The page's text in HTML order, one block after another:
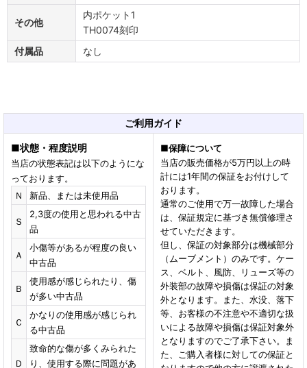
その他
内ポケット1
TH0074刻印
付属品
なし
ご利用ガイド
■状態・程度説明
当店の状態表記は以下のようにな
っております。
Ｎ
新品、または未使用品
Ｓ
2,3度の使用と思われる中古
品
Ａ
小傷等があるが程度の良い
中古品
Ｂ
使用感が感じられたり、傷
が多い中古品
Ｃ
かなりの使用感が感じられ
る中古品
Ｄ
致命的な傷が多くみられた
り、使用する際に問題があ
■保障について
当店の販売価格が5万円以上の時
計には1年間の保証をお付けして
おります。
通常のご使用で万一故障した場合
は、保証規定に基づき無償修理さ
せていただきます。
但し、保証の対象部分は機械部分
（ムーブメント）のみです。ケー
ス、ベルト、風防、リューズ等の
外装部の故障や損傷は保証の対象
外となります。また、水没、落下
等、お客様の不注意や不適切な扱
いによる故障や損傷は保証対象外
となりますのでご了承下さい。ま
た、ご購入者様に対しての保証と